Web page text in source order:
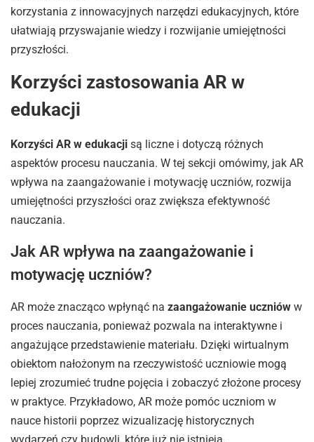
korzystania z innowacyjnych narzędzi edukacyjnych, które
ułatwiają przyswajanie wiedzy i rozwijanie umiejętności
przyszłości.
Korzyści zastosowania AR w
edukacji
Korzyści AR w edukacji są liczne i dotyczą różnych
aspektów procesu nauczania. W tej sekcji omówimy, jak AR
wpływa na zaangażowanie i motywację uczniów, rozwija
umiejętności przyszłości oraz zwiększa efektywność
nauczania.
Jak AR wpływa na zaangażowanie i
motywację uczniów?
AR może znacząco wpłynąć na zaangażowanie uczniów w
proces nauczania, ponieważ pozwala na interaktywne i
angażujące przedstawienie materiału. Dzięki wirtualnym
obiektom nałożonym na rzeczywistość uczniowie mogą
lepiej zrozumieć trudne pojęcia i zobaczyć złożone procesy
w praktyce. Przykładowo, AR może pomóc uczniom w
nauce historii poprzez wizualizację historycznych